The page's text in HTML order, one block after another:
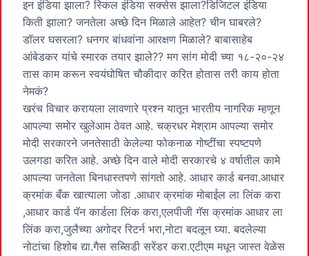
इन इंडिया झाला? स्किल इंडिया सक्सेस झाला?डिजिटल इंडिया
किती झाला? जनतेला अच्छे दिन मिळाले आहेत? चीन घाबरले?
डॉलर घसरला? धनगर बांधवांना आरक्षण मिळाले? बाबासाहेब
आंबेडकर यांचे स्मारक तयार झाले?? मग सांग मोदी च्या १८-२०-२४
तास काम करून स्वयंघोषित चौकीदार करित होतास तरी काय होता
नेमकं?
खरंच विचार करायला लावणारे प्रश्न यातून भारतीय नागरिक म्हणून
आपल्या समोर खुलेआम ठेवत आहे. चक्रधर मेश्राम आपल्या समोर
मोदी सरकारने जनतेसाठी केलेल्या फोकनाळ गोष्टींचा स्पष्टपणे
उलगडा करित आहे. अच्छे दिन वाले मोदी सरकारचे ४ वर्षातील कामे
आपल्या जनतेला बिनधास्तपणे सांगतो आहे. आधार कार्ड बनवा.आधार
क्रमांक बँक खात्याला जोडा .आधार क्रमांक मोबाईल ला लिंक करा
,आधार कार्ड पॅन कार्डला लिंक करा,एलपीजी गॅस क्रमांक आधार ला
लिंक करा,जुलैच्या अगोदर रिटर्न भरा,नोटा बदलून घ्या. बदलेल्या
नोटांचा हिशोब द्या.गैस सब्सिडी सरेंडर करा.एटीएम मधून जास्त वेळेस